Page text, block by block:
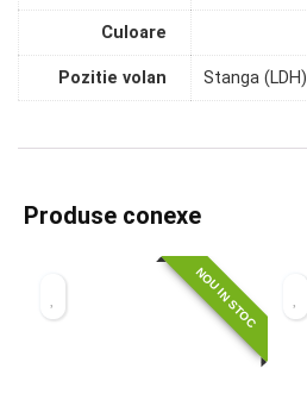
Culoare
Pozitie volan Stanga (LDH)
Produse conexe
NOU IN STOC